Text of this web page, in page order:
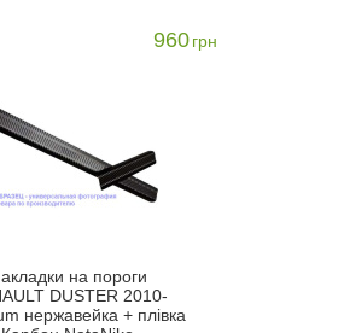
960грн
на пороги
DUSTER 2010-
нержавейка + плівка